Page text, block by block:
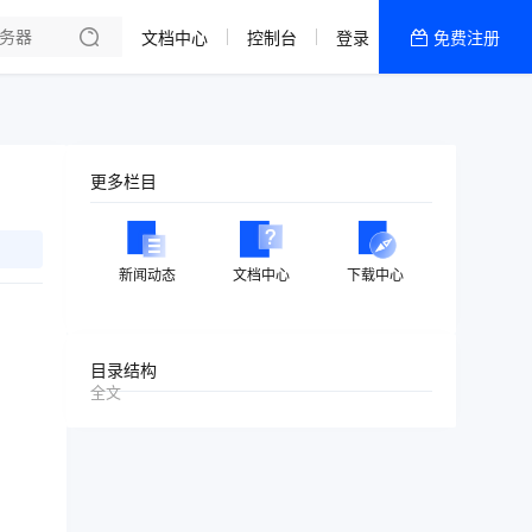
了解我们
文档中心 控制台 登录 免费注册
更多栏目
新闻动态 文档中心 下载中心
目录结构
全文